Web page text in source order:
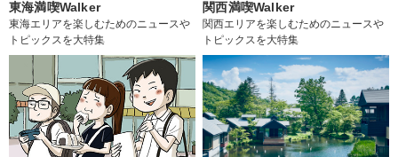
東海満喫Walker
東海エリアを楽しむためのニュースや
トピックスを大特集
関西満喫Walker
関西エリアを楽しむためのニュースや
トピックスを大特集